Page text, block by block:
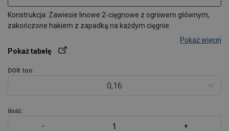
Konstrukcja: Zawiesie linowe 2-cięgnowe z ogniwem głównym,
zakończone hakiem z zapadką na każdym cięgnie.
Pokaż więcej
Pokaż tabelę
DOR ton
0,16
ilość: